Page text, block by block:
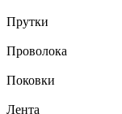
Прутки
Проволока
Поковки
Лента